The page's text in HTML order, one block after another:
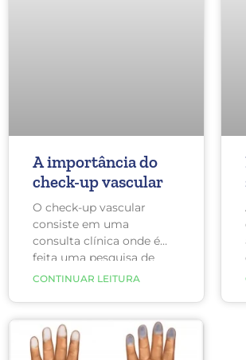
A importância do
check-up vascular
O check-up vascular
consiste em uma
consulta clínica onde é
feita uma pesquisa de
sinais e sintomas, além de
circulatórias, exame físico,
exames laboratoriais e de
CONTINUAR LEITURA